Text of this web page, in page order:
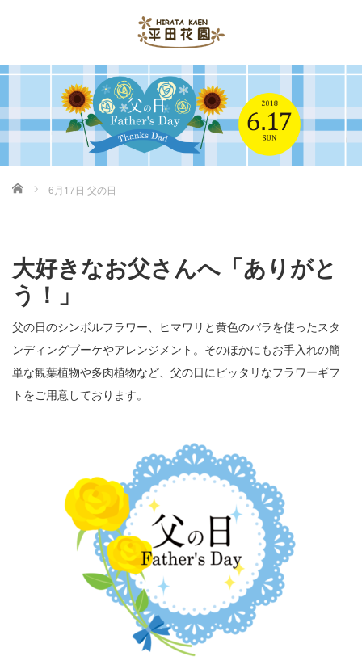
ホーム 6月17日 父の日
大好きなお父さんへ「ありがと
う！」
父の日のシンボルフラワー、ヒマワリと黄色のバラを使ったスタ
ンディングブーケやアレンジメント。そのほかにもお手入れの簡
単な観葉植物や多肉植物など、父の日にピッタリなフラワーギフ
トをご用意しております。